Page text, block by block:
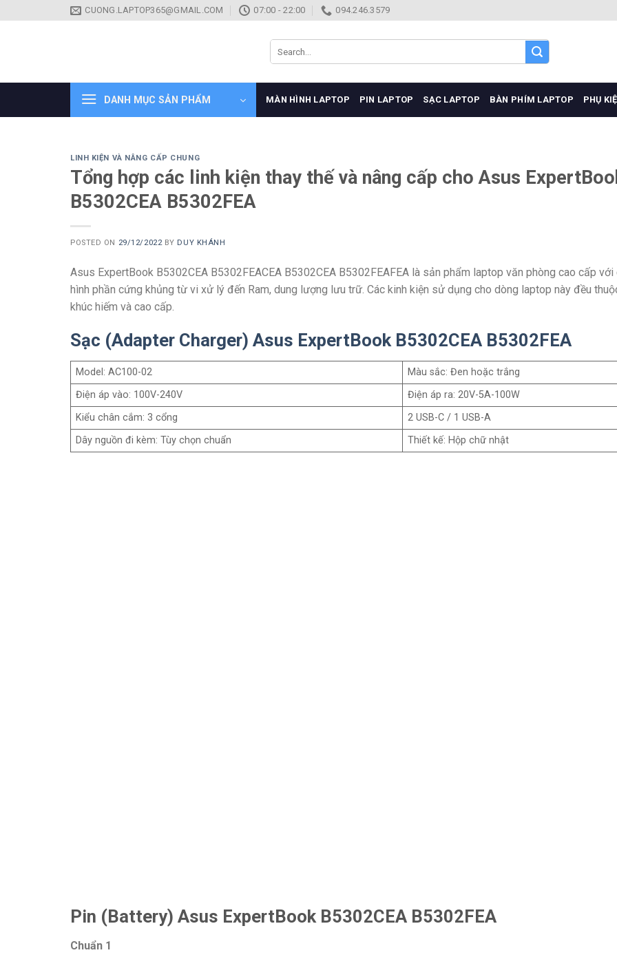
to
CUONG.LAPTOP365@GMAIL.COM 07:00 - 22:00 094.246.3579
DANH MỤC SẢN PHẨM MÀN HÌNH LAPTOP PIN LAPTOP SẠC LAPTOP BÀN PHÍM LAPTOP PHỤ
LINH KIỆN VÀ NÂNG CẤP CHUNG
Tổng hợp các linh kiện thay thế và nâng cấp cho Asus
B5302CEA B5302FEA
POSTED ON 29/12/2022 BY DUY KHÁNH
Asus ExpertBook B5302CEA B5302FEACEA B5302CEA B5302FEAFEA là sản phẩm laptop văn phòng cao cấp với
hình phần cứng khủng từ vi xử lý đến Ram, dung lượng lưu trữ. Các kinh kiện sử dụng cho dòng laptop này đều
khúc hiếm và cao cấp.
Sạc (Adapter Charger) Asus ExpertBook B5302CEA B5302FEA
Model: AC100-02
Màu sắc: Đen hoặc trắng
Điện áp vào: 100V-240V
Điện áp ra: 20V-5A-100W
Kiểu chân cắm: 3 cổng
2 USB-C / 1 USB-A
Dây nguồn đi kèm: Tùy chọn chuẩn
Thiết kế: Hộp chữ nhật
Pin (Battery) Asus ExpertBook B5302CEA B5302FEA
Chuẩn 1